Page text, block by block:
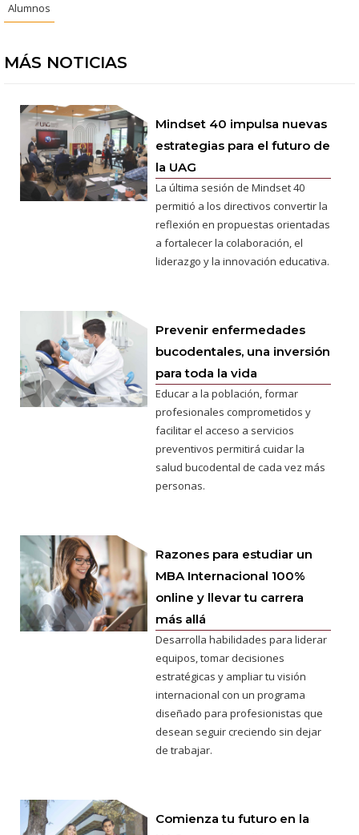
Alumnos
MÁS NOTICIAS
Mindset 40 impulsa nuevas
estrategias para el futuro de
la UAG
La última sesión de Mindset 40
permitió a los directivos convertir la
reflexión en propuestas orientadas
a fortalecer la colaboración, el
liderazgo y la innovación educativa.
Prevenir enfermedades
bucodentales, una inversión
para toda la vida
Educar a la población, formar
profesionales comprometidos y
facilitar el acceso a servicios
preventivos permitirá cuidar la
salud bucodental de cada vez más
personas.
Razones para estudiar un
MBA Internacional 100%
online y llevar tu carrera
más allá
Desarrolla habilidades para liderar
equipos, tomar decisiones
estratégicas y ampliar tu visión
internacional con un programa
diseñado para profesionistas que
desean seguir creciendo sin dejar
de trabajar.
Comienza tu futuro en la